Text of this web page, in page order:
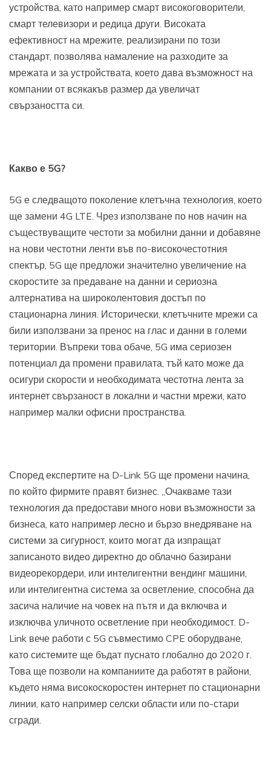
устройства, като например смарт високоговорители,
смарт телевизори и редица други. Високата
ефективност на мрежите, реализирани по този
стандарт, позволява намаление на разходите за
мрежата и за устройствата, което дава възможност на
компании от всякакъв размер да увеличат
свързаността си.
Какво е 5G?
5G е следващото поколение клетъчна технология, което
ще замени 4G LTE. Чрез използване по нов начин на
съществуващите честоти за мобилни данни и добавяне
на нови честотни ленти във по-високочестотния
спектър, 5G ще предложи значително увеличение на
скоростите за предаване на данни и сериозна
алтернатива на широколентовия достъп по
стационарна линия. Исторически, клетъчните мрежи са
били използвани за пренос на глас и данни в големи
територии. Въпреки това обаче, 5G има сериозен
потенциал да промени правилата, тъй като може да
осигури скорости и необходимата честотна лента за
интернет свързаност в локални и частни мрежи, като
например малки офисни пространства.
Според експертите на D-Link 5G ще промени начина,
по който фирмите правят бизнес. „Очакваме тази
технология да предостави много нови възможности за
бизнеса, като например лесно и бързо внедряване на
системи за сигурност, които могат да изпращат
записаното видео директно до облачно базирани
видеорекордери, или интелигентни вендинг машини,
или интелигентна система за осветление, способна да
засича наличие на човек на пътя и да включва и
изключва уличното осветление при необходимост. D-
Link вече работи с 5G съвместимо CPE оборудване,
като системите ще бъдат пуснато глобално до 2020 г.
Това ще позволи на компаниите да работят в райони,
където няма високоскоростен интернет по стационарни
линии, като например селски области или по-стари
сгради.